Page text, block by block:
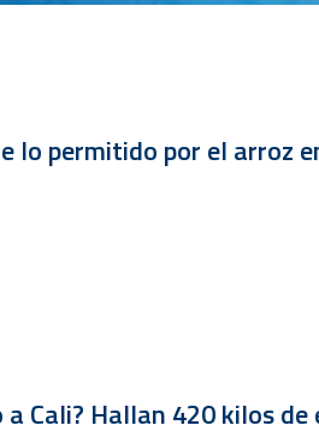
lo permitido por el arroz
a Cali? Hallan 420 kilos